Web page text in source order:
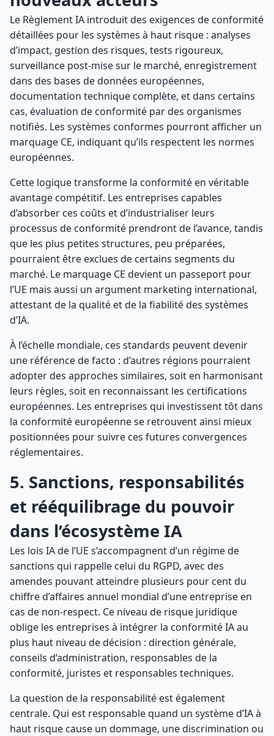
Le Règlement IA introduit des exigences de conformité
détaillées pour les systèmes à haut risque : analyses
d’impact, gestion des risques, tests rigoureux,
surveillance post-mise sur le marché, enregistrement
dans des bases de données européennes,
documentation technique complète, et dans certains
cas, évaluation de conformité par des organismes
notifiés. Les systèmes conformes pourront afficher un
marquage CE, indiquant qu’ils respectent les normes
européennes.
Cette logique transforme la conformité en véritable
avantage compétitif. Les entreprises capables
d’absorber ces coûts et d’industrialiser leurs
processus de conformité prendront de l’avance, tandis
que les plus petites structures, peu préparées,
pourraient être exclues de certains segments du
marché. Le marquage CE devient un passeport pour
l’UE mais aussi un argument marketing international,
attestant de la qualité et de la fiabilité des systèmes
d’IA.
À l’échelle mondiale, ces standards peuvent devenir
une référence de facto : d’autres régions pourraient
adopter des approches similaires, soit en harmonisant
leurs règles, soit en reconnaissant les certifications
européennes. Les entreprises qui investissent tôt dans
la conformité européenne se retrouvent ainsi mieux
positionnées pour suivre ces futures convergences
réglementaires.
5. Sanctions, responsabilités
et rééquilibrage du pouvoir
dans l’écosystème IA
Les lois IA de l’UE s’accompagnent d’un régime de
sanctions qui rappelle celui du RGPD, avec des
amendes pouvant atteindre plusieurs pour cent du
chiffre d’affaires annuel mondial d’une entreprise en
cas de non-respect. Ce niveau de risque juridique
oblige les entreprises à intégrer la conformité IA au
plus haut niveau de décision : direction générale,
conseils d’administration, responsables de la
conformité, juristes et responsables techniques.
La question de la responsabilité est également
centrale. Qui est responsable quand un système d’IA à
haut risque cause un dommage, une discrimination ou